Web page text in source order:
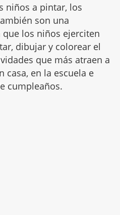
niños a pintar, los
son una
los niños ejerciten
dibujar y colorear el
que más atraen a
casa, en la escuela e
cumpleaños.